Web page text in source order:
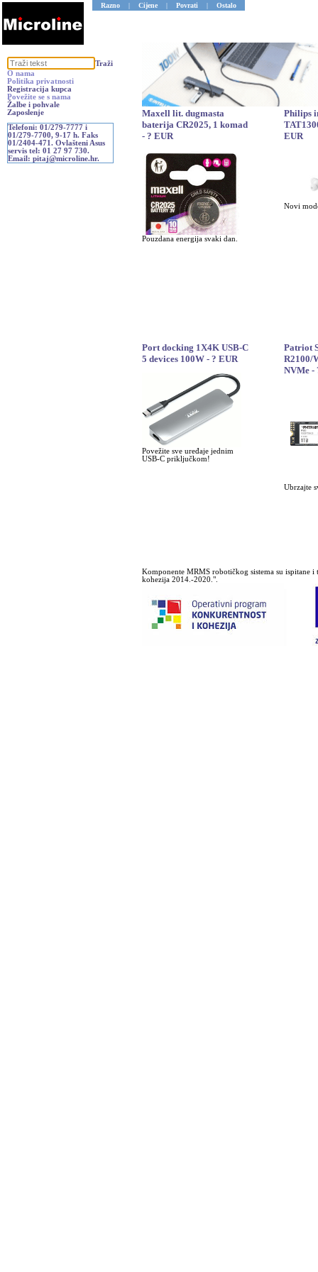
Razno | Cijene | Povrati | Ostalo
Traži
O nama
Politika privatnosti
Registracija kupca
Povežite se s nama
Žalbe i pohvale
Zaposlenje
Telefoni: 01/279-7777 i
01/279-7700, 9-17 h. Faks
01/2404-471. Ovlašteni Asus
servis tel: 01 27 97 730.
Email: pitaj@microline.hr.
Maxell lit. dugmasta
baterija CR2025, 1 komad
- ? EUR
Pouzdana energija svaki dan.
Philips
EUR
Novi
Port docking 1X4K USB-C
5 devices 100W - ? EUR
Povežite sve uređaje jednim
USB-C priključkom!
Patriot
R2100/
NVMe -
Ubrzajte
Komponente MRMS robotičkog sistema su
kohezija 2014.-2020.".